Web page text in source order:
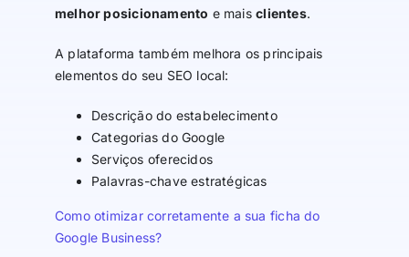
melhor posicionamento e maisclientes.
A plataforma também melhora os principais
elementos do seu SEO local:
Descrição do estabelecimento
Categorias do Google
Serviços oferecidos
Palavras-chave estratégicas
Como otimizar corretamente a sua ficha do
Google Business?